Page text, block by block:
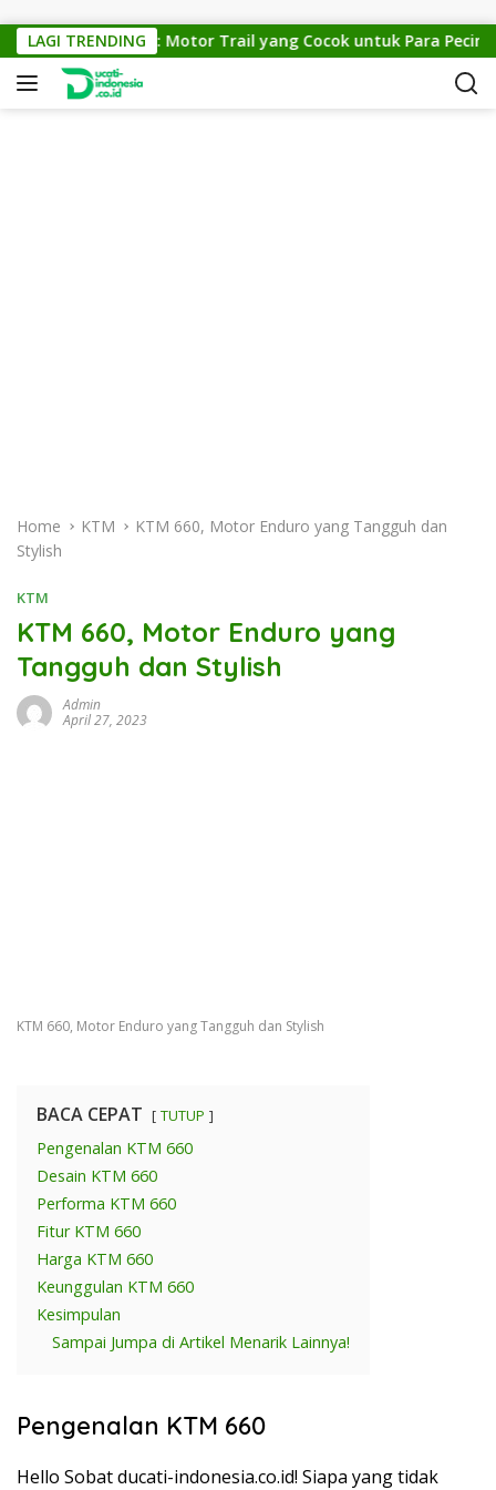
LAGI TRENDING
KTM Cross 150: Motor Trail yang Cocok untuk Para Pecinta
Home KTM
KTM 660, Motor Enduro yang Tangguh dan
Stylish
KTM
KTM 660, Motor Enduro yang
Tangguh dan Stylish
Admin
April 27, 2023
KTM 660, Motor Enduro yang Tangguh dan Stylish
BACA CEPAT TUTUP
Pengenalan KTM 660
Desain KTM 660
Performa KTM 660
Fitur KTM 660
Harga KTM 660
Keunggulan KTM 660
Kesimpulan
Sampai Jumpa di Artikel Menarik Lainnya!
Pengenalan KTM 660
Hello Sobat ducati-indonesia.co.id! Siapa yang tidak